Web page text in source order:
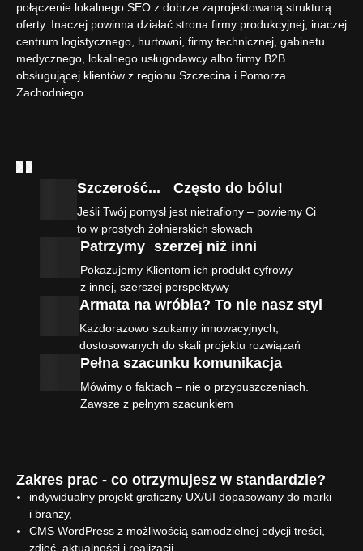
połączenie lokalnego SEO z dobrze zaprojektowaną strukturą
oferty. Inaczej powinna działać strona firmy produkcyjnej, inaczej
centrum logistycznego, hurtowni, firmy technicznej, gabinetu
medycznego, lokalnego usługodawcy albo firmy B2B
obsługującej klientów z regionu Szczecina i Pomorza
Zachodniego.
Szczerość... Często do bólu!
Jeśli Twój pomysł jest nietrafiony – powiemy Ci
to w prostych żołnierskich słowach
Patrzymy szerzej niż inni
Pokazujemy Klientom ich produkt cyfrowy
z innej, szerszej perspektywy
Armata na wróbla? To nie nasz styl
Każdorazowo szukamy innowacyjnych,
dostosowanych do skali projektu rozwiązań
Pełna szacunku komunikacja
Mówimy o faktach – nie o przypuszczeniach.
Zawsze z pełnym szacunkiem
Zakres prac - co otrzymujesz w standardzie?
indywidualny projekt graficzny UX/UI dopasowany do marki
i branży,
CMS WordPress z możliwością samodzielnej edycji treści,
zdjęć, aktualności i realizacji,